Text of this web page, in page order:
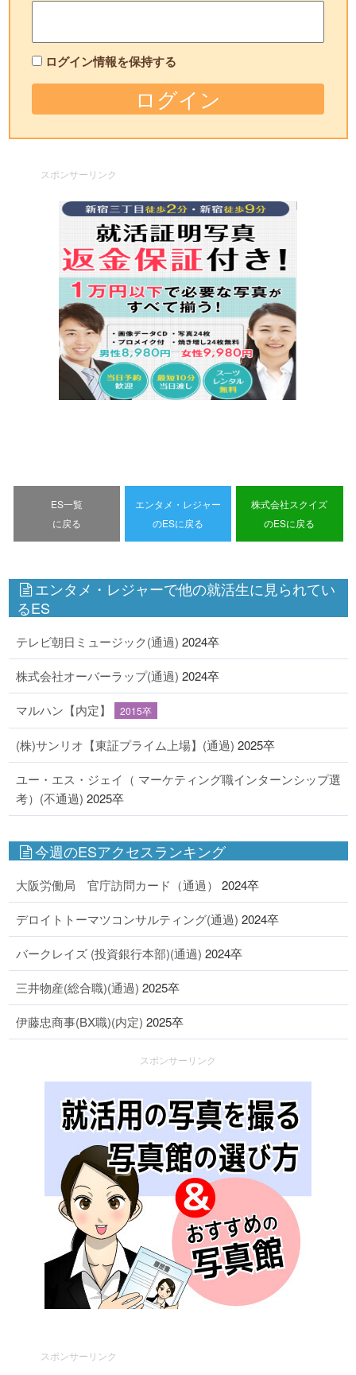
ログイン情報を保持する
スポンサーリンク
ES一覧
に戻る
エンタメ・レジャー
のESに戻る
株式会社スクイズ
のESに戻る
エンタメ・レジャーで他の就活生に見られてい
るES
テレビ朝日ミュージック(通過) 2024卒
株式会社オーバーラップ(通過) 2024卒
マルハン【内定】 2015卒
(株)サンリオ【東証プライム上場】(通過) 2025卒
ユー・エス・ジェイ（ マーケティング職インターンシップ選
考）(不通過) 2025卒
今週のESアクセスランキング
大阪労働局 官庁訪問カード（通過） 2024卒
デロイトトーマツコンサルティング(通過) 2024卒
バークレイズ (投資銀行本部)(通過) 2024卒
三井物産(総合職)(通過) 2025卒
伊藤忠商事(BX職)(内定) 2025卒
スポンサーリンク
スポンサーリンク